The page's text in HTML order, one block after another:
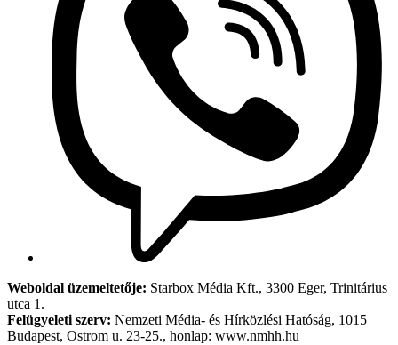
Weboldal üzemeltetője: Starbox Média Kft., 3300 Eger, Trinitárius
utca 1.
Felügyeleti szerv: Nemzeti Média- és Hírközlési Hatóság, 1015
Budapest, Ostrom u. 23-25., honlap: www.nmhh.hu